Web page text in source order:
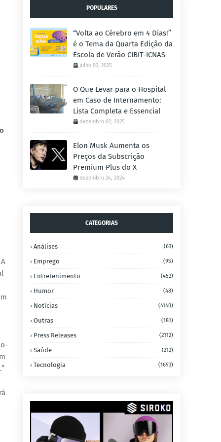
POPULARES
“Volta ao Cérebro em 4 Dias!”
é o Tema da Quarta Edição da
Escola de Verão CIBIT-ICNAS
julho 03, 2025
O Que Levar para o Hospital
em Caso de Internamento:
Lista Completa e Essencial
dezembro 02, 2025
Elon Musk Aumenta os
Preços da Subscrição
Premium Plus do X
dezembro 24, 2024
CATEGORIAS
Análises (63)
Emprego (95)
Entretenimento (452)
Humor (48)
Notícias (4140)
Outras (181)
Press Releases (2112)
Saúde (212)
Tecnologia (1693)